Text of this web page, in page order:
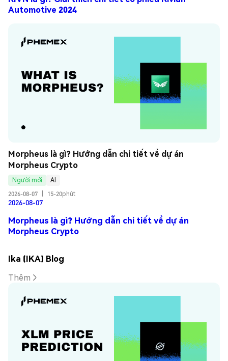
Automotive 2024
Morpheus là gì? Hướng dẫn chi tiết về dự án
Morpheus Crypto
Người mới
AI
2026-08-07
15-20phút
2026-08-07
Morpheus là gì? Hướng dẫn chi tiết về dự án
Morpheus Crypto
Ika (IKA) Blog
Thêm